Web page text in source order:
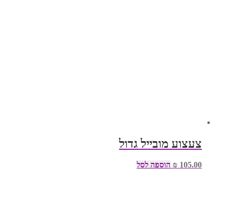
צעצוע מובייל גדול
₪ 105.00 הוספה לסל